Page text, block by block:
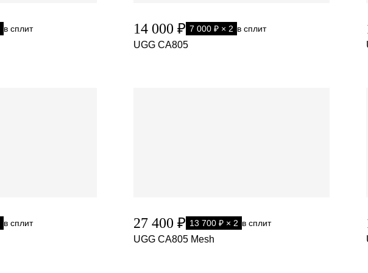
в сплит 14 000 ₽ 7 000 ₽ × 2 в сплит
UGG CA805
в сплит 27 400 ₽ 13 700 ₽ × 2 в сплит
UGG CA805 Mesh